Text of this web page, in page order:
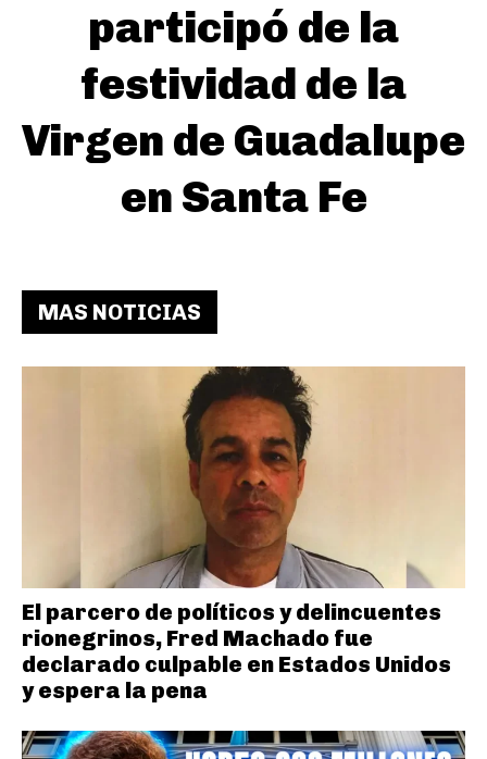
participó de la
festividad de la
Virgen de Guadalupe
en Santa Fe
MAS NOTICIAS
El parcero de políticos y delincuentes
rionegrinos, Fred Machado fue
declarado culpable en Estados Unidos
y espera la pena